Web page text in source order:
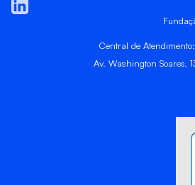
Central de
Av. Washington Soares,